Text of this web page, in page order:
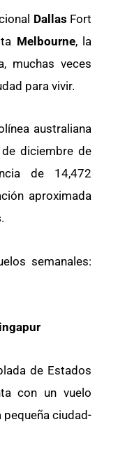
Dallas Fort
Melbourne, la
muchas veces
para vivir.
australiana
diciembre de
de 14,472
aproximada
.
semanales:
de Estados
con un vuelo
ciudad-